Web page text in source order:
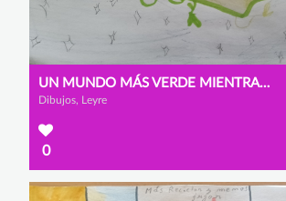
UN MUNDO MÁS VERDE MIENTRAS BUSCAS EN INTERNET
Dibujos, Leyre
0